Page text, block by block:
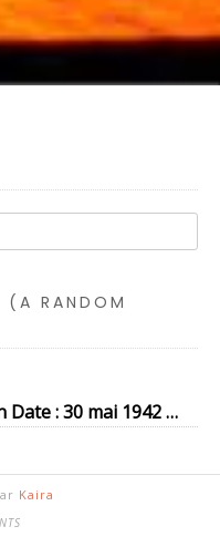
(A RANDOM
Date : 30 mai 1942 …
Kaira